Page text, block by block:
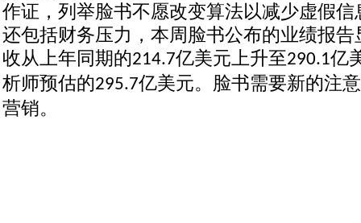
作证，列举脸书不愿改变算法以减少虚假
还包括财务压力，本周脸书公布的业绩报
收从上年同期的214.7亿美元上升至290.1亿
析师预估的295.7亿美元。脸书需要新的注
营销。